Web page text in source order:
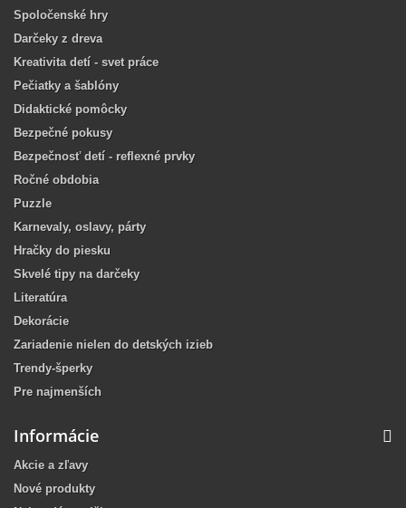
Spoločenské hry
Darčeky z dreva
Kreativita detí - svet práce
Pečiatky a šablóny
Didaktické pomôcky
Bezpečné pokusy
Bezpečnosť detí - reflexné prvky
Ročné obdobia
Puzzle
Karnevaly, oslavy, párty
Hračky do piesku
Skvelé tipy na darčeky
Literatúra
Dekorácie
Zariadenie nielen do detských izieb
Trendy-šperky
Pre najmenších
Informácie
Akcie a zľavy
Nové produkty